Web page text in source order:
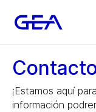
¡Estamos aquí
información